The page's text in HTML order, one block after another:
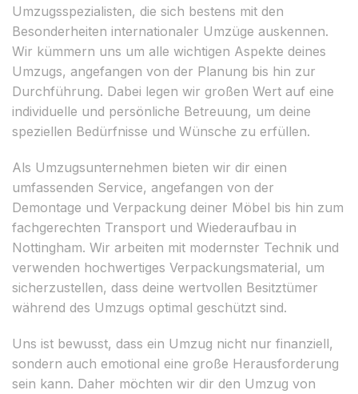
Umzugsspezialisten, die sich bestens mit den
Besonderheiten internationaler Umzüge auskennen.
Wir kümmern uns um alle wichtigen Aspekte deines
Umzugs, angefangen von der Planung bis hin zur
Durchführung. Dabei legen wir großen Wert auf eine
individuelle und persönliche Betreuung, um deine
speziellen Bedürfnisse und Wünsche zu erfüllen.
Als Umzugsunternehmen bieten wir dir einen
umfassenden Service, angefangen von der
Demontage und Verpackung deiner Möbel bis hin zum
fachgerechten Transport und Wiederaufbau in
Nottingham. Wir arbeiten mit modernster Technik und
verwenden hochwertiges Verpackungsmaterial, um
sicherzustellen, dass deine wertvollen Besitztümer
während des Umzugs optimal geschützt sind.
Uns ist bewusst, dass ein Umzug nicht nur finanziell,
sondern auch emotional eine große Herausforderung
sein kann. Daher möchten wir dir den Umzug von